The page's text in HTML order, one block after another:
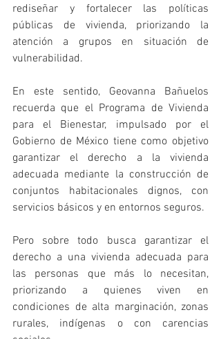
rediseñar y fortalecer las políticas
públicas de vivienda, priorizando la
atención a grupos en situación de
vulnerabilidad.
En este sentido, Geovanna Bañuelos
recuerda que el Programa de Vivienda
para el Bienestar, impulsado por el
Gobierno de México tiene como objetivo
garantizar el derecho a la vivienda
adecuada mediante la construcción de
conjuntos habitacionales dignos, con
servicios básicos y en entornos seguros.
Pero sobre todo busca garantizar el
derecho a una vivienda adecuada para
las personas que más lo necesitan,
priorizando a quienes viven en
condiciones de alta marginación, zonas
rurales, indígenas o con carencias